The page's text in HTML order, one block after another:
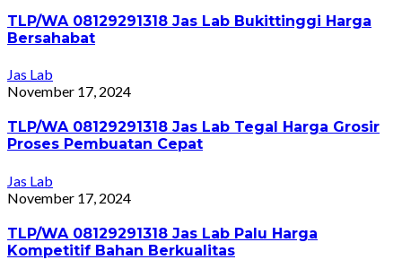
TLP/WA 08129291318 Jas Lab Bukittinggi Harga
Bersahabat
Jas Lab
November 17, 2024
TLP/WA 08129291318 Jas Lab Tegal Harga Grosir
Proses Pembuatan Cepat
Jas Lab
November 17, 2024
TLP/WA 08129291318 Jas Lab Palu Harga
Kompetitif Bahan Berkualitas